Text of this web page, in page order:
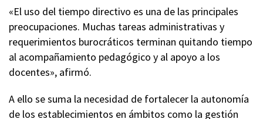
«El uso del tiempo directivo es una de las principales
preocupaciones. Muchas tareas administrativas y
requerimientos burocráticos terminan quitando tiempo
al acompañamiento pedagógico y al apoyo a los
docentes», afirmó.
A ello se suma la necesidad de fortalecer la autonomía
de los establecimientos en ámbitos como la gestión